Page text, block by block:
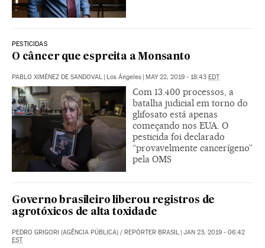
PESTICIDAS
O câncer que espreita a Monsanto
PABLO XIMÉNEZ DE SANDOVAL | Los Ángeles | MAY 22, 2019 - 18:43 EDT
Com 13.400 processos, a
batalha judicial em torno do
glifosato está apenas
começando nos EUA. O
pesticida foi declarado
“provavelmente cancerígeno”
pela OMS
Governo brasileiro liberou registros de
agrotóxicos de alta toxidade
PEDRO GRIGORI (AGÊNCIA PÚBLICA) / REPÓRTER BRASIL | JAN 23, 2019 - 06:42
EST